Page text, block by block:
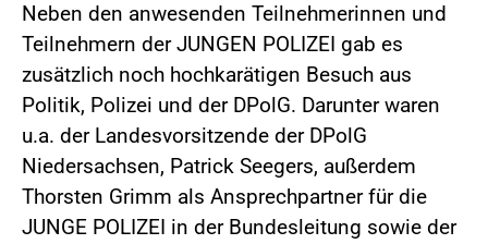
Neben den anwesenden Teilnehmerinnen und
Teilnehmern der JUNGEN POLIZEI gab es
zusätzlich noch hochkarätigen Besuch aus
Politik, Polizei und der DPolG. Darunter waren
u.a. der Landesvorsitzende der DPolG
Niedersachsen, Patrick Seegers, außerdem
Thorsten Grimm als Ansprechpartner für die
JUNGE POLIZEI in der Bundesleitung sowie der